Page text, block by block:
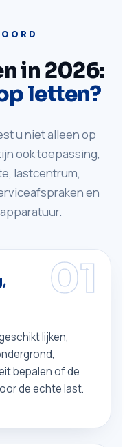
in 2026:
letten?
u niet alleen op
ook toepassing,
lastcentrum,
en
01
lijken,
bepalen of de
de echte last.